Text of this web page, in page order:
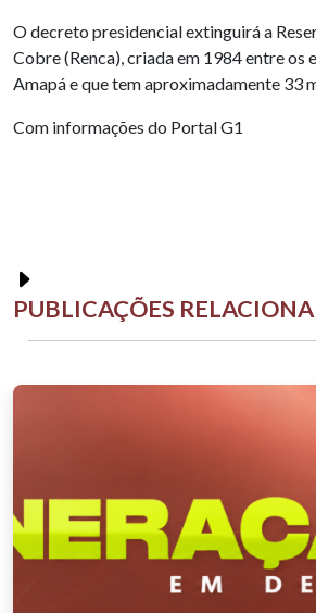
O decreto presidencial extinguirá a
Cobre (Renca), criada em 1984 entre os
Amapá e que tem aproximadamente 33
Com informações do Portal G1
PUBLICAÇÕES